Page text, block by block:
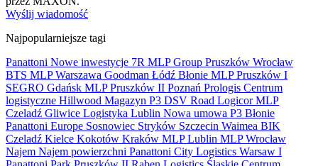
Wyślij wiadomość
Najpopularniejsze tagi
Panattoni Nowe inwestycje 7R MLP Group Pruszków Wrocław
BTS MLPWarszawa Goodman Łódź Błonie MLP Pruszków I
SEGRO Gdańsk MLP Pruszków II Poznań Prologis Centrum
logistyczne Hillwood Magazyn P3 DSV Road LogicorMLP
Czeladź Gliwice Logistyka Lublin Nowa umowa P3 Błonie
Panattoni Europe Sosnowiec Stryków Szczecin Waimea BIK
Czeladź Kielce Kokotów Kraków MLP Lublin MLP Wrocław
Najem Najem powierzchni Panattoni City Logistics Warsaw I